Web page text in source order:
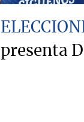
presenta